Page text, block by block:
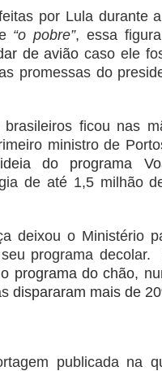
por Lula durante
“o pobre”, essa
de avião caso ele
promessas do
ficou nas
ministro de
do programa
de até 1,5 milhão
deixou o Ministério
programa decolar.
programa do chão,
dispararam mais de
publicada na